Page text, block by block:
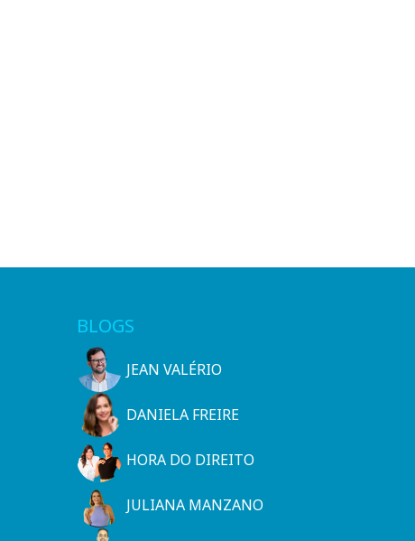
BLOGS
JEAN VALÉRIO
DANIELA FREIRE
HORA DO DIREITO
JULIANA MANZANO